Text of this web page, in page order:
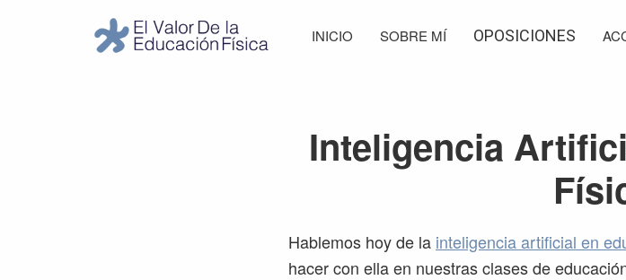
INICIO SOBRE MÍ OPOSICIONES
Inteligencia
Hablemos hoy de la inteligencia artificial en
hacer con ella en nuestras clases de